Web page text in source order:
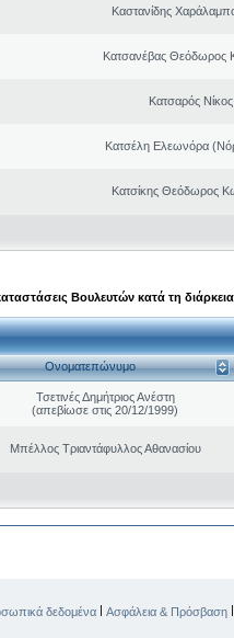
Καστανίδης
Κατσανέβας Θεόδωρος
Κατσαρός
Κατσέλη Ελεωνόρα
Κατσίκης Θεόδωρος
Βουλευτών κατά τη
Ονοματεπώνυμο
Τσετινές Δημήτριος Ανέστη
(απεβίωσε στις 20/12/1999)
Μπέλλος Τριαντάφυλλος Αθανασίου
δεδομένα | Ασφάλεια & Πρόσβαση